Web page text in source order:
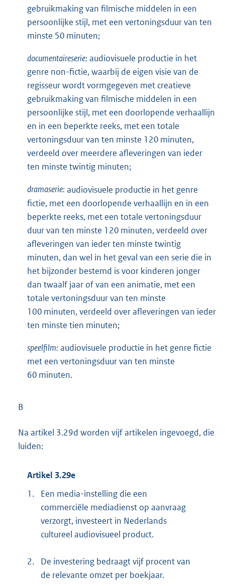
gebruikmaking van filmische middelen in een
persoonlijke stijl, met een vertoningsduur van ten
minste 50 minuten;
documentaireserie: audiovisuele productie in het
genre non-fictie, waarbij de eigen visie van de
regisseur wordt vormgegeven met creatieve
gebruikmaking van filmische middelen in een
persoonlijke stijl, met een doorlopende verhaallijn
en in een beperkte reeks, met een totale
vertoningsduur van ten minste 120 minuten,
verdeeld over meerdere afleveringen van ieder
ten minste twintig minuten;
dramaserie: audiovisuele productie in het genre
fictie, met een doorlopende verhaallijn en in een
beperkte reeks, met een totale vertoningsduur
duur van ten minste 120 minuten, verdeeld over
afleveringen van ieder ten minste twintig
minuten, dan wel in het geval van een serie die in
het bijzonder bestemd is voor kinderen jonger
dan twaalf jaar of van een animatie, met een
totale vertoningsduur van ten minste
100 minuten, verdeeld over afleveringen van ieder
ten minste tien minuten;
speelfilm: audiovisuele productie in het genre fictie
met een vertoningsduur van ten minste
60 minuten.
B
Na artikel 3.29d worden vijf artikelen ingevoegd, die
luiden:
Artikel 3.29e
1.
Een media-instelling die een
commerciële mediadienst op aanvraag
verzorgt, investeert in Nederlands
cultureel audiovisueel product.
2.
De investering bedraagt vijf procent van
de relevante omzet per boekjaar.